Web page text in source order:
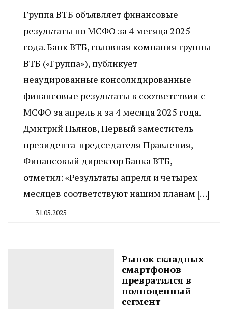
Группа ВТБ объявляет финансовые
результаты по МСФО за 4 месяца 2025
года. Банк ВТБ, головная компания группы
ВТБ («Группа»), публикует
неаудированные консолидированные
финансовые результаты в соответствии с
МСФО за апрель и за 4 месяца 2025 года.
Дмитрий Пьянов, Первый заместитель
президента-председателя Правления,
Финансовый директор Банка ВТБ,
отметил: «Результаты апреля и четырех
месяцев соответствуют нашим планам […]
31.05.2025
Рынок складных
смартфонов
превратился в
полноценный
сегмент